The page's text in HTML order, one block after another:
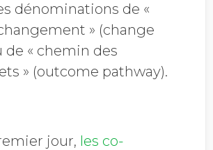
dénominations de «
» (change
de « chemin des
» (outcome pathway).
jour, les co-